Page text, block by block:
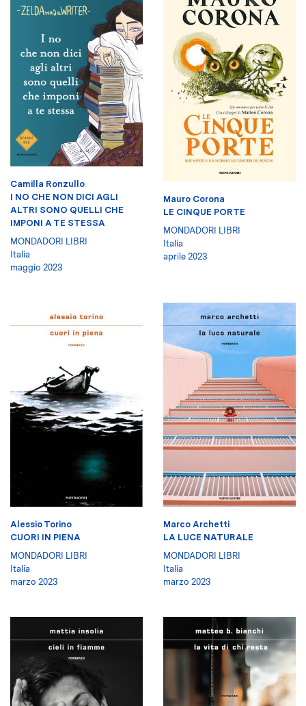
Camilla Ronzullo
I NO CHE NON DICI AGLI
ALTRI SONO QUELLI CHE
IMPONI A TE STESSA
MONDADORI LIBRI
Italia
maggio 2023
Mauro Corona
LE CINQUE PORTE
MONDADORI LIBRI
Italia
aprile 2023
Alessio Torino
CUORI IN PIENA
MONDADORI LIBRI
Italia
marzo 2023
Marco Archetti
LA LUCE NATURALE
MONDADORI LIBRI
Italia
marzo 2023